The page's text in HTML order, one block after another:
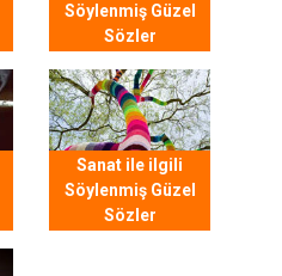
Söylenmiş Güzel
Sözler
Sanat ile ilgili
Söylenmiş Güzel
Sözler